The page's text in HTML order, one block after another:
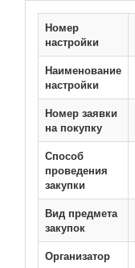
Номер
настройки
Наименование
настройки
Номер заявки
на покупку
Способ
проведения
закупки
Вид предмета
закупок
Организатор